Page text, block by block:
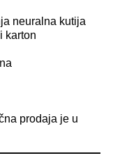
neuralna kutija
karton
prodaja je u